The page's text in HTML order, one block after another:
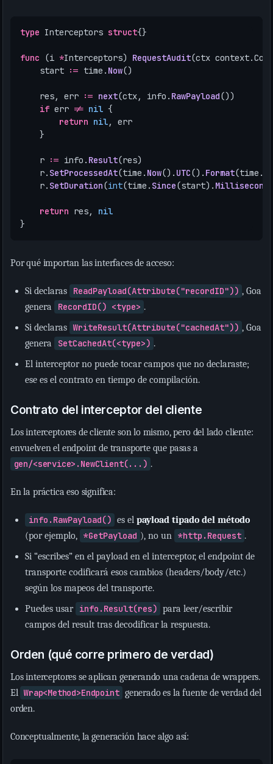
type Interceptors struct{}
func (i *Interceptors) RequestAudit(ctx context.
start := time . Now()
res, err := next(ctx, info . RawPayload())
if err != nil {
return nil,
err
}
r := info . Result(res)
r. SetProcessedAt(time . Now(). UTC(). Format(time .
r. SetDuration(int(time . Since(start). Milliseconds
return res,
nil
}
Por qué importan las interfaces de acceso:
Si declaras ReadPayload(Attribute("recordID")) , Goa
genera
RecordID() <type> .
Si declaras WriteResult(Attribute("cachedAt")) , Goa
genera
SetCachedAt(<type>) .
El interceptor no puede tocar campos que no declaraste;
ese es el contrato en tiempo de compilación.
Contrato del interceptor del cliente
Los interceptores de cliente son lo mismo, pero del lado cliente:
envuelven el endpoint de transporte que pasas a
gen/<service>.NewClient(...) .
En la práctica eso significa:
info.RawPayload() es elpayload tipado del método
(por ejemplo, *GetPayload ), no un *http.Request .
Si “escribes” en el payload en el interceptor, el endpoint de
transporte codificará esos cambios (headers/body/etc.)
según los mapeos del transporte.
Puedes usar info.Result(res) para leer/escribir
campos del result tras decodificar la respuesta.
Orden (qué corre primero de verdad)
Los interceptores se aplican generando una cadena de wrappers.
El Wrap<Method>Endpoint generado es la fuente de verdad del
orden.
Conceptualmente, la generación hace algo así: